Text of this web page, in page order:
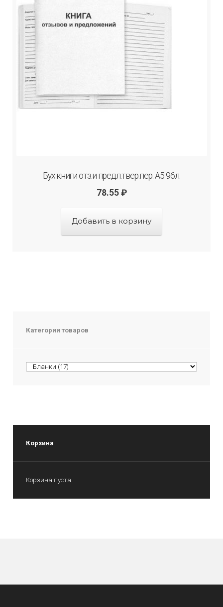
Бух книги отз.и предл.твер.пер. А5 96л.
78.55 ₽
Добавить в корзину
Категории товаров
Корзина
Корзина пуста.